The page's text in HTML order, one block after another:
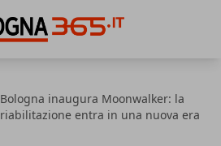
Bologna inaugura Moonwalker: la
riabilitazione entra in una nuova era